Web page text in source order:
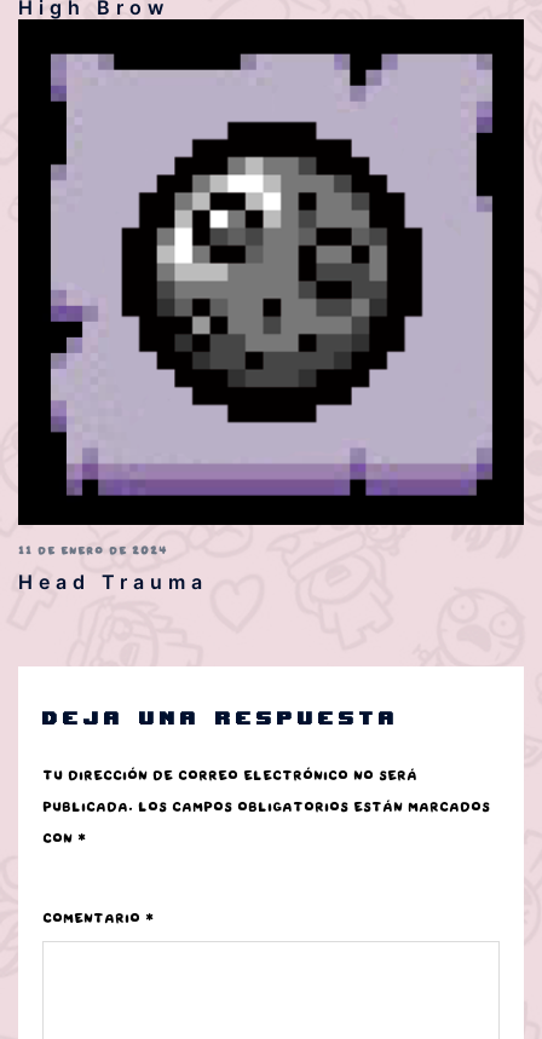
High Brow
11 DE ENERO DE 2024
Head Trauma
Deja una respuesta
Tu dirección de correo electrónico no será
publicada. Los campos obligatorios están marcados
con *
Comentario *